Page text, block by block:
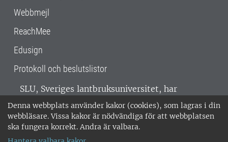
Denna webbplats använder kakor (cookies), som lagras i din
webbläsare. Vissa kakor är nödvändiga för att webbplatsen
ska fungera korrekt. Andra är valbara.
Webbmejl
ReachMee
Edusign
Protokoll och beslutslistor
SLU, Sveriges lantbruksuniversitet, har
verksamhet över hela Sverige. Huvudorter är
Alnarp, Uppsala och Umeå.SLU är
miljöcertifierat enligt ISO 14001. •
018-67 10 00 • Org nr: 202100-2817 •